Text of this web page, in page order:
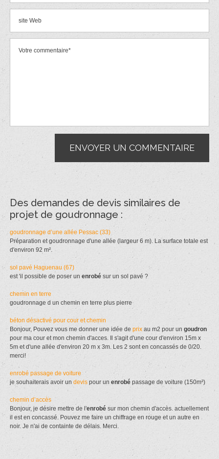
Des demandes de devis similaires de
projet de goudronnage :
goudronnage d’une allée Pessac (33)
Préparation et goudronnage d'une allée (largeur 6 m). La surface totale est
d'environ 92 m².
sol pavé Haguenau (67)
est 'il possible de poser un enrobé sur un sol pavé ?
chemin en terre
goudronnage d un chemin en terre plus pierre
béton désactivé pour cour et chemin
Bonjour, Pouvez vous me donner une idée de prix au m2 pour un goudron
pour ma cour et mon chemin d'acces. Il s'agit d'une cour d'environ 15m x
5m et d'une allée d'environ 20 m x 3m. Les 2 sont en concassés de 0/20.
merci!
enrobé passage de voiture
je souhaiterais avoir un devis pour un enrobé passage de voiture (150m²)
chemin d’accès
Bonjour, je désire mettre de l'enrobé sur mon chemin d'accès. actuellement
il est en concassé. Pouvez me faire un chiffrage en rouge et un autre en
noir. Je n'ai de containte de délais. Merci.